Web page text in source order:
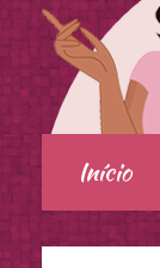
Início